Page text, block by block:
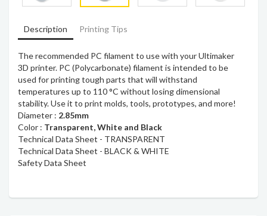
Description Printing Tips
The recommended PC filament to use with your Ultimaker
3D printer. PC (Polycarbonate) filament is intended to be
used for printing tough parts that will withstand
temperatures up to 110 °C without losing dimensional
stability. Use it to print molds, tools, prototypes, and more!
Diameter : 2.85mm
Color : Transparent, White and Black
Technical Data Sheet - TRANSPARENT
Technical Data Sheet - BLACK & WHITE
Safety Data Sheet